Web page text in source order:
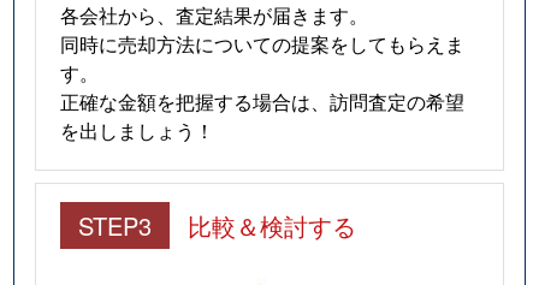
各会社から、査定結果が届きます。
同時に売却方法についての提案をしてもらえま
す。
正確な金額を把握する場合は、訪問査定の希望
を出しましょう！
STEP3 比較＆検討する